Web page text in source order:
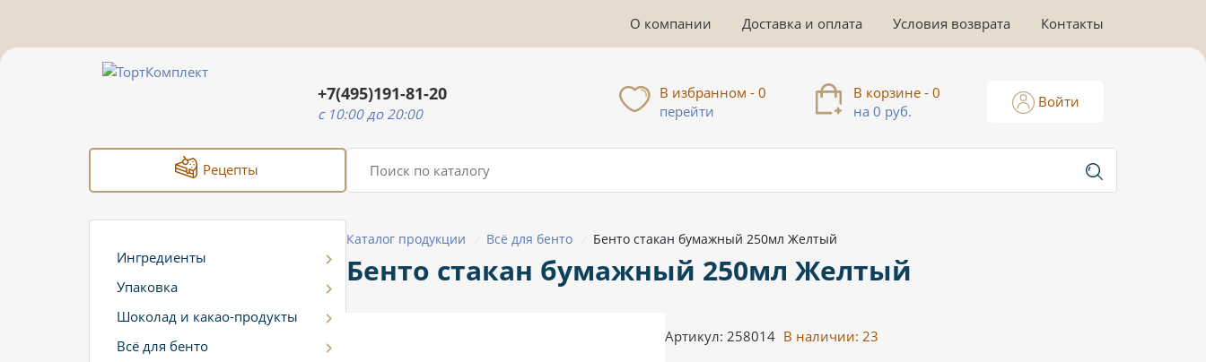
О компании Доставка и оплата Условия возврата Контакты
+7(495)191-81-20
c 10:00 до 20:00
В избранном - 0
перейти
В корзине - 0
на 0 руб.
Войти
Рецепты
Ингредиенты
Упаковка
Шоколад и какао-продукты
Всё для бенто
Каталог продукции Всё для бенто Бенто стакан бумажный 250мл Желтый
Бенто стакан бумажный 250мл Желтый
Артикул: 258014 В наличии:23